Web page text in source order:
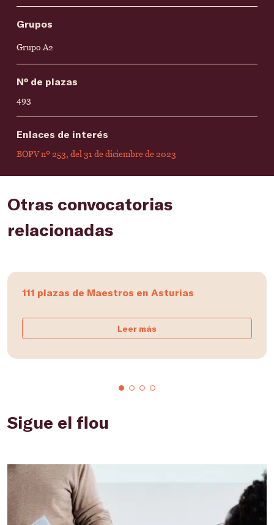
Grupos
Grupo A2
Nº de plazas
493
Enlaces de interés
BOPV nº 253, del 31 de diciembre de 2023
Otras convocatorias
relacionadas
111 plazas de Maestros en Asturias
Leer más
Sigue el flou